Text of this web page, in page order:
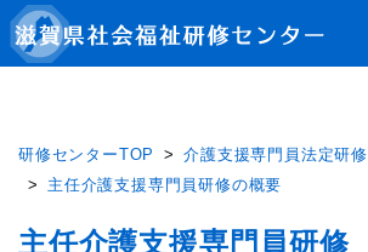
研修センターTOP
介護支援専門員法定研修
主任介護支援専門員研修の概要
主任介護支援専門員研修